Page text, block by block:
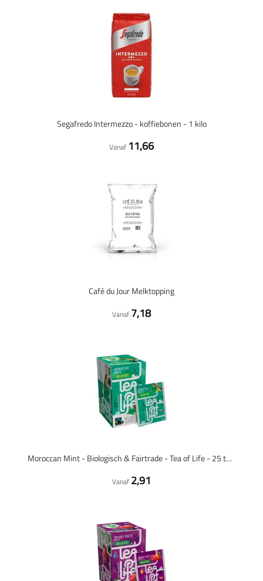
Segafredo Intermezzo - koffiebonen - 1 kilo
Vanaf 11,66
Café du Jour Melktopping
Vanaf 7,18
Moroccan Mint - Biologisch & Fairtrade - Tea of Life - 25 theezakjes
Vanaf 2,91